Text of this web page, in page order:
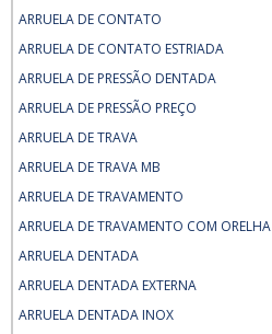
ARRUELA DE CONTATO
ARRUELA DE CONTATO ESTRIADA
ARRUELA DE PRESSÃO DENTADA
ARRUELA DE PRESSÃO PREÇO
ARRUELA DE TRAVA
ARRUELA DE TRAVA MB
ARRUELA DE TRAVAMENTO
ARRUELA DE TRAVAMENTO COM ORELHA
ARRUELA DENTADA
ARRUELA DENTADA EXTERNA
ARRUELA DENTADA INOX